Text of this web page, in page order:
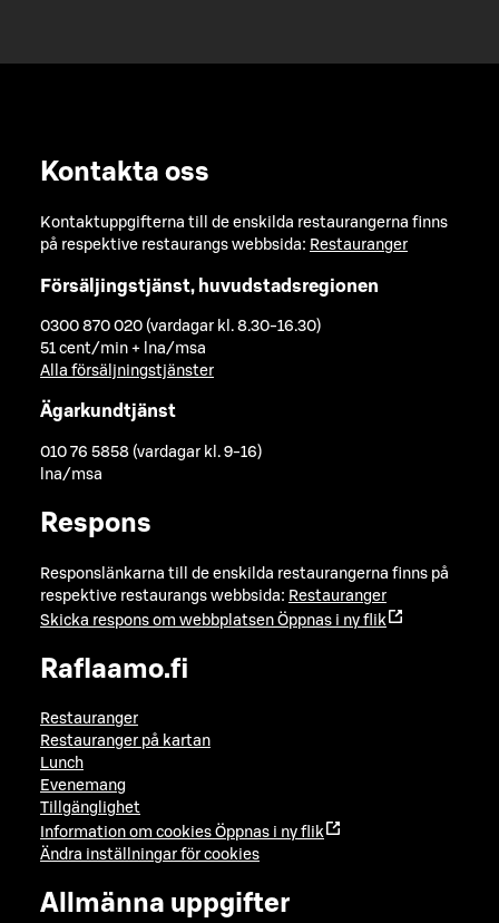
Kontakta oss
Kontaktuppgifterna till de enskilda restaurangerna finns
på respektive restaurangs webbsida: Restauranger
Försäljingstjänst, huvudstadsregionen
0300 870 020 (vardagar kl. 8.30-16.30)
51 cent/min + lna/msa
Alla försäljningstjänster
Ägarkundtjänst
010 76 5858 (vardagar kl. 9-16)
lna/msa
Respons
Responslänkarna till de enskilda restaurangerna finns på
respektive restaurangs webbsida: Restauranger
Skicka respons om webbplatsen Öppnas i ny flik
Raflaamo.fi
Restauranger
Restauranger på kartan
Lunch
Evenemang
Tillgänglighet
Information om cookies Öppnas i ny flik
Ändra inställningar för cookies
Allmänna uppgifter